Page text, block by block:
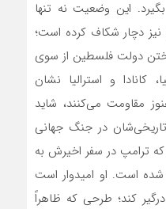
این وضعیت نه تنها
دچار شکاف کرده است؛
دولت فلسطین از سوی
کانادا و استرالیا نشان
مقاومت می‌کنند، شاید
در جنگ جهانی
ترامپ در سفر اخیرش به
است. او امیدوار است
کند؛ طرحی که ظاهراً